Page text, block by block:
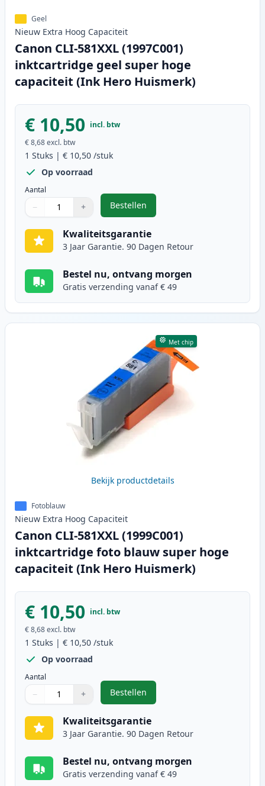
Geel
Nieuw Extra Hoog Capaciteit
Canon CLI-581XXL (1997C001)
inktcartridge geel super hoge
capaciteit (Ink Hero Huismerk)
€ 10,50 incl. btw
€ 8,68excl. btw
1 Stuks | € 10,50 /stuk
Op voorraad
Aantal
Gebruik de knoppen om aan te passen
− +
1
Bestellen
,Canon CLI-581XXL (1997C001)
Kwaliteitsgarantie
3 Jaar Garantie. 90 Dagen Retour
Bestel nu, ontvang morgen
Gratis verzending vanaf € 49
Met chip
Bekijk productdetails
Fotoblauw
Nieuw Extra Hoog Capaciteit
Canon CLI-581XXL (1999C001)
inktcartridge foto blauw super hoge
capaciteit (Ink Hero Huismerk)
€ 10,50 incl. btw
€ 8,68excl. btw
1 Stuks | € 10,50 /stuk
Op voorraad
Aantal
Gebruik de knoppen om aan te passen
− +
1
Bestellen
,Canon CLI-581XXL (1999C001)
Kwaliteitsgarantie
3 Jaar Garantie. 90 Dagen Retour
Bestel nu, ontvang morgen
Gratis verzending vanaf € 49